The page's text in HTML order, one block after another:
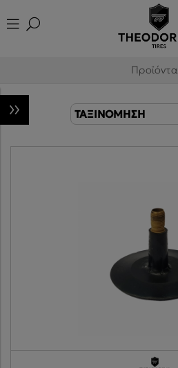
Προϊόντα
ΤΑΞΙΝΟΜΗΣΗ